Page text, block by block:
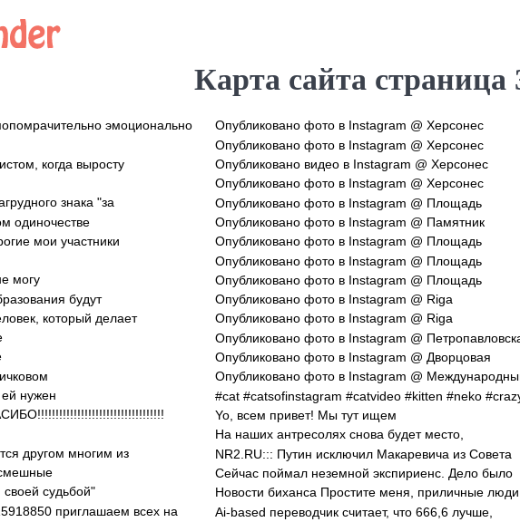
Карта сайта страница
эмоционально
когда выросту
знака "за
одиночестве
мои участники
могу
будут
который делает
ей нужен
другом многим из
судьбой"
приглашаем всех на
Опубликовано фото в Instagram @ Херсонес
Опубликовано фото в Instagram @ Херсонес
Опубликовано видео в Instagram @ Херсонес
Опубликовано фото в Instagram @ Херсонес
Опубликовано фото в Instagram @ Площадь
Опубликовано фото в Instagram @ Памятник
Опубликовано фото в Instagram @ Площадь
Опубликовано фото в Instagram @ Площадь
Опубликовано фото в Instagram @ Площадь
Опубликовано фото в Instagram @ Riga
Опубликовано фото в Instagram @ Riga
Опубликовано фото в Instagram @
Опубликовано фото в Instagram @ Дворцовая
Опубликовано фото в Instagram @
#cat #catsofinstagram #catvideo #kitten #neko
Yo, всем привет! Мы тут ищем
На наших антресолях снова будет место,
NR2.RU::: Путин исключил Макаревича из Совета
Сейчас поймал неземной экспириенс. Дело было
Новости биханса Простите меня, приличные люди
Ai-based переводчик считает, что 666,6 лучше,